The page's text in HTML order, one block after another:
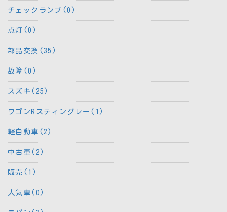
チェックランプ(0)
点灯(0)
部品交換(35)
故障(0)
スズキ(25)
ワゴンRスティングレー(1)
軽自動車(2)
中古車(2)
販売(1)
人気車(0)